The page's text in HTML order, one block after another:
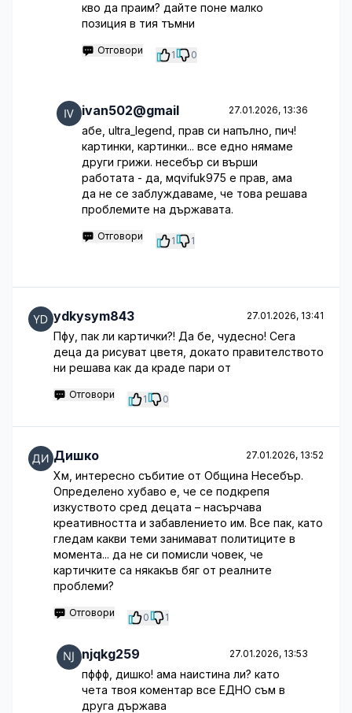
кво да праим? дайте поне малко
позиция в тия тъмни
Отговори 1 0
ivan502@gmail 27.01.2026, 13:36
абе, ultra_legend, прав си напълно, пич!
картинки, картинки... все едно нямаме
други грижи. несебър си върши
работата - да, мqvifuk975 е прав, ама
да не се заблуждаваме, че това решава
проблемите на държавата.
Отговори 1 1
ydkysym843 27.01.2026, 13:41
Пфу, пак ли картички?! Да бе, чудесно! Сега
деца да рисуват цветя, докато правителството
ни решава как да краде пари от
Отговори 1 0
Дишко 27.01.2026, 13:52
Хм, интересно събитие от Община Несебър.
Определено хубаво е, че се подкрепя
изкуството сред децата – насърчава
креативността и забавлението им. Все пак, като
гледам какви теми занимават политиците в
момента... да не си помисли човек, че
картичките са някакъв бяг от реалните
проблеми?
Отговори 0 1
njqkg259 27.01.2026, 13:53
пффф, дишко! ама наистина ли? като
чета твоя коментар все ЕДНО съм в
друга държава